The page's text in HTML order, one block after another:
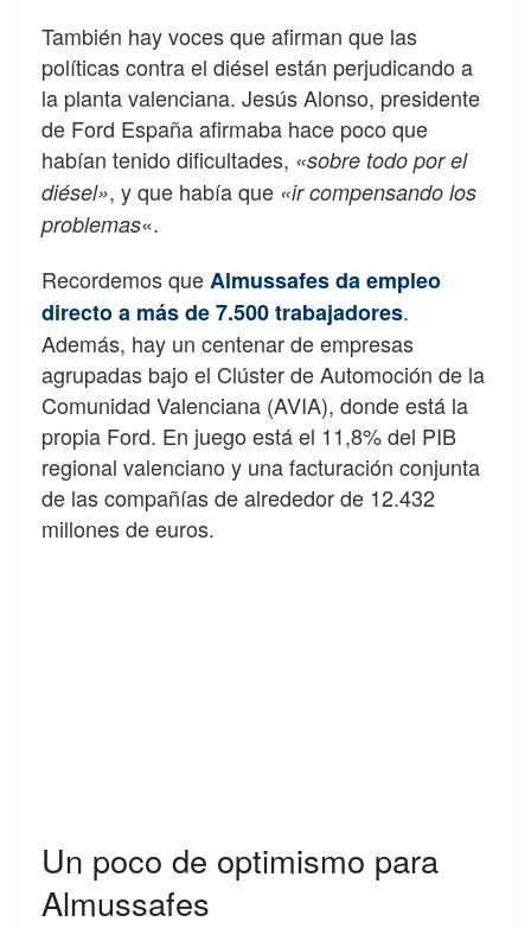
También hay voces que afirman que las
políticas contra el diésel están perjudicando a
la planta valenciana. Jesús Alonso, presidente
de Ford España afirmaba hace poco que
habían tenido dificultades, «sobre todo por el
diésel», y que había que «ir compensando los
problemas«.
Recordemos queAlmussafes da empleo
directo a más de 7.500 trabajadores.
Además, hay un centenar de empresas
agrupadas bajo el Clúster de Automoción de la
Comunidad Valenciana (AVIA), donde está la
propia Ford. En juego está el 11,8% del PIB
regional valenciano y una facturación conjunta
de las compañías de alrededor de 12.432
millones de euros.
Un poco de optimismo para
Almussafes